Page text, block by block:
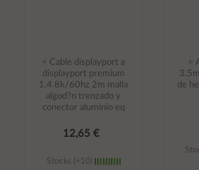
÷ Cable displayport a
displayport premium
1.4 8k/60hz 2m malla
algod?n trenzado y
conector aluminio eq
12,65 €
Stocks (+10)
÷
de